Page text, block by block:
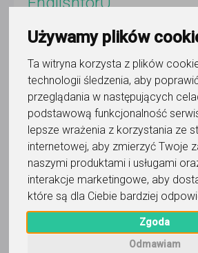
Używamy plików
Ta witryna korzysta z plików
technologii śledzenia, aby
przeglądania w następujących
podstawową funkcjonalność
lepsze wrażenia z korzystania ze
internetowej, aby zmierzyć Twoje
naszymi produktami i usługami
interakcje marketingowe, aby
które są dla Ciebie bardziej
Zgoda
Odmawiam
Wyślij wiadomość
2 dni temu
Pokaż
Ropczyce
Zobacz więcej lokalizacji (3)
Faktura VAT
Dostępność